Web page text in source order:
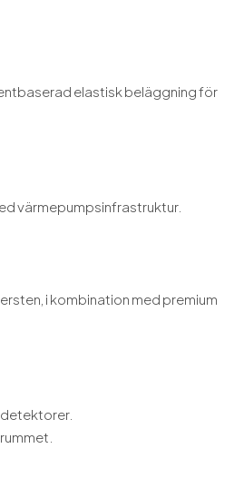
elastisk beläggning för
värmepumpsinfrastruktur.
i kombination med premium